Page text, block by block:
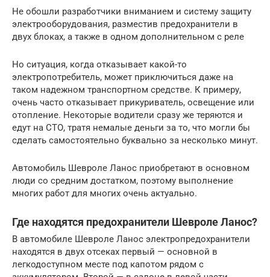
Не обошли разработчики вниманием и систему защиту
электрооборудования, разместив предохранители в
двух блоках, а также в одном дополнительном с реле
Но ситуация, когда отказывает какой-то
электропотребитель, может приключиться даже на
таком надежном транспортном средстве. К примеру,
очень часто отказывает прикуриватель, освещение или
отопление. Некоторые водители сразу же теряются и
едут на СТО, тратя немалые деньги за то, что могли бы
сделать самостоятельно буквально за несколько минут.
Автомобиль Шевроле Ланос приобретают в основном
люди со средним достатком, поэтому выполнение
многих работ для многих очень актуально.
Где находятся предохранители Шевроле Ланос?
В автомобиле Шевроле Ланос электропредохранители
находятся в двух отсеках первый — основной в
легкодоступном месте под капотом рядом с